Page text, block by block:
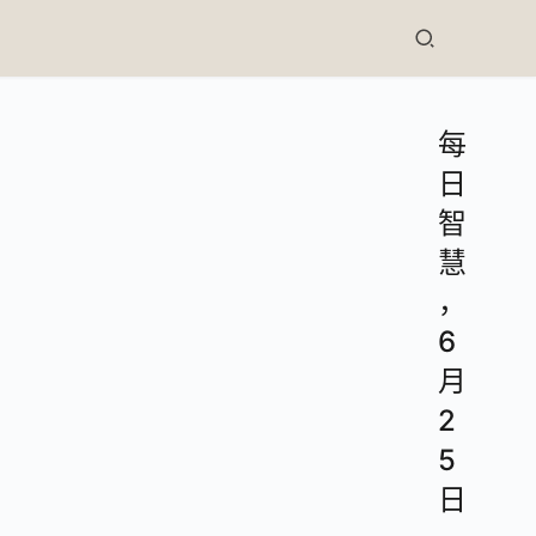
每
日
智
慧
，
6
月
2
5
日